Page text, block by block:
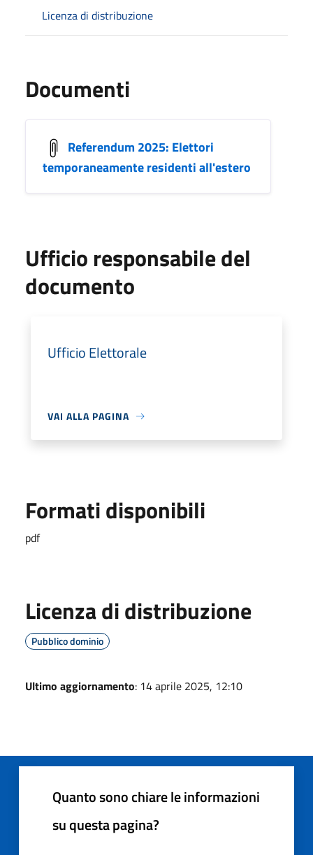
Licenza di distribuzione
Documenti
Referendum 2025: Elettori
temporaneamente residenti all'estero
Ufficio responsabile del
documento
Ufficio Elettorale
VAI ALLA PAGINA
Formati disponibili
pdf
Licenza di distribuzione
Pubblico dominio
Ultimo aggiornamento: 14 aprile 2025, 12:10
Quanto sono chiare le informazioni
su questa pagina?